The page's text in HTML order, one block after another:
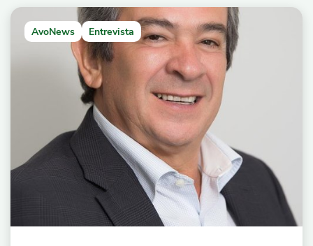
AvoNews Entrevista